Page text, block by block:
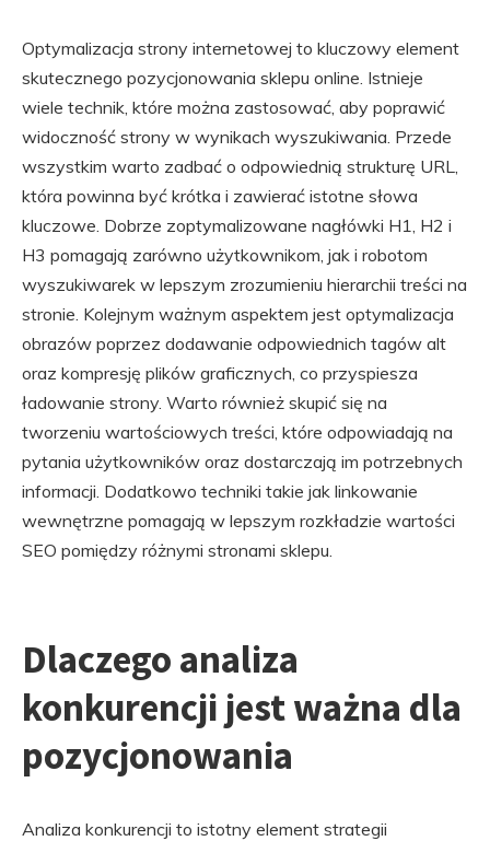
Optymalizacja strony internetowej to kluczowy element
skutecznego pozycjonowania sklepu online. Istnieje
wiele technik, które można zastosować, aby poprawić
widoczność strony w wynikach wyszukiwania. Przede
wszystkim warto zadbać o odpowiednią strukturę URL,
która powinna być krótka i zawierać istotne słowa
kluczowe. Dobrze zoptymalizowane nagłówki H1, H2 i
H3 pomagają zarówno użytkownikom, jak i robotom
wyszukiwarek w lepszym zrozumieniu hierarchii treści na
stronie. Kolejnym ważnym aspektem jest optymalizacja
obrazów poprzez dodawanie odpowiednich tagów alt
oraz kompresję plików graficznych, co przyspiesza
ładowanie strony. Warto również skupić się na
tworzeniu wartościowych treści, które odpowiadają na
pytania użytkowników oraz dostarczają im potrzebnych
informacji. Dodatkowo techniki takie jak linkowanie
wewnętrzne pomagają w lepszym rozkładzie wartości
SEO pomiędzy różnymi stronami sklepu.
Dlaczego analiza
konkurencji jest ważna dla
pozycjonowania
Analiza konkurencji to istotny element strategii